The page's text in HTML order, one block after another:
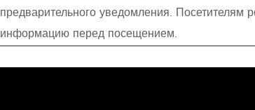
предварительного уведомления. Посетителям
информацию перед посещением.